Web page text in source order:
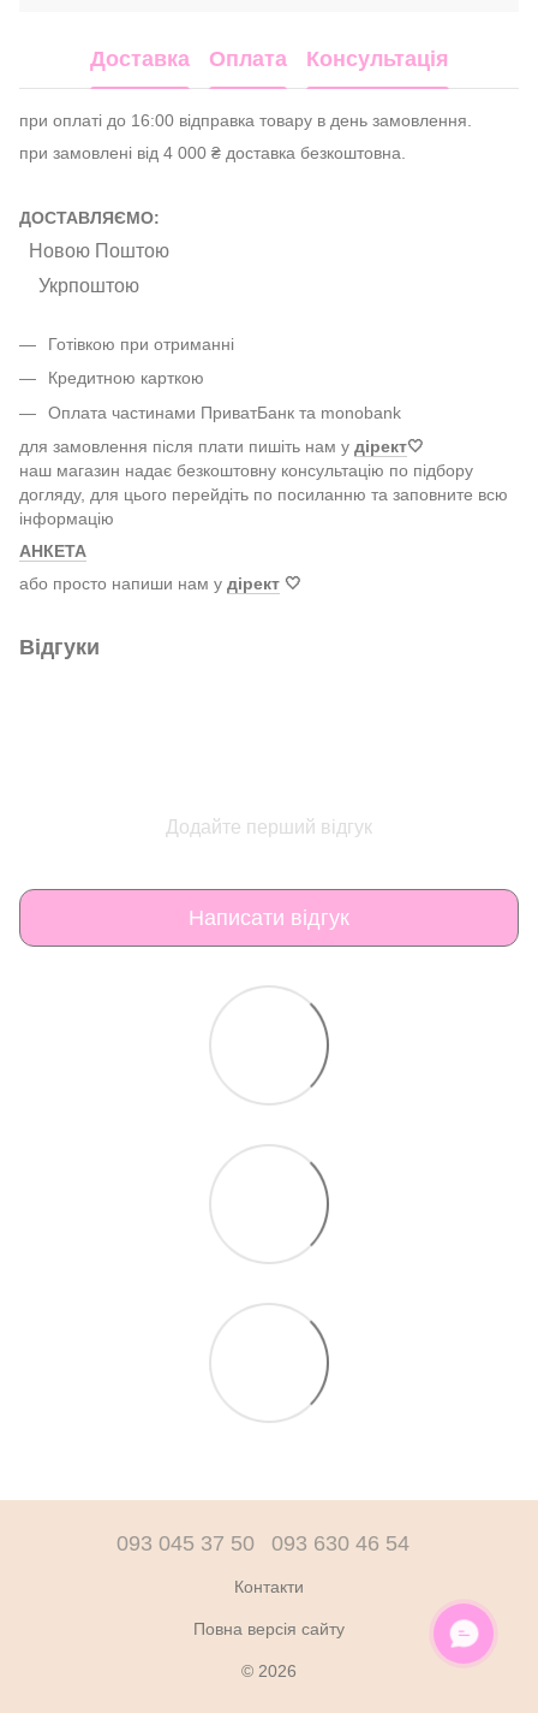
Доставка Оплата Консультація
при оплаті до 16:00 відправка товару в день замовлення.
при замовлені від 4 000 ₴ доставка безкоштовна.
ДОСТАВЛЯЄМО:
Новою Поштою
Укрпоштою
Готівкою при отриманні
Кредитною карткою
Оплата частинами ПриватБанк та monobank
для замовлення після плати пишіть нам у дірект🤍
наш магазин надає безкоштовну консультацію по підбору
догляду, для цього перейдіть по посиланню та заповните всю
інформацію
АНКЕТА
або просто напиши нам у дірект 🤍
Відгуки
Додайте перший відгук
Написати відгук
093 045 37 50 093 630 46 54
Контакти
Повна версія сайту
© 2026
ОНЛАЙН ЧАТ